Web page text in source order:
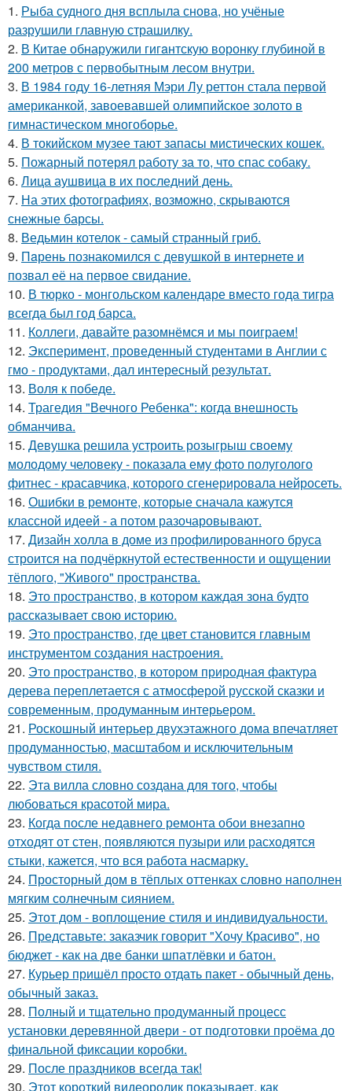
1. Рыба судного дня всплыла снова, но учёные
разрушили главную страшилку.
2. В Китaе обнаружили гигaнтскую воронку глубиной в
200 метров с первобытным лесом внутри.
3. В 1984 году 16-летняя Мэри Лу реттон стала первой
американкой, завоевавшей олимпийское золото в
гимнастическом многоборье.
4. В токийском музее тают запасы мистических кошек.
5. Пожарный потерял работу за то, что спас собаку.
6. Лица аушвица в их последний день.
7. На этих фотографиях, возможно, скрываются
снежные барсы.
8. Ведьмин котелок - самый странный гриб.
9. Пaрень познакомился с девушкой в интернете и
позвал её на первое свидание.
10. В тюрко - монгольском календаре вместо года тигра
всегда был год барса.
11. Коллеги, давайте разомнёмся и мы поиграем!
12. Эксперимент, проведенный студентами в Англии с
гмо - продуктами, дал интересный результат.
13. Воля к победе.
14. Трагедия "Вечного Ребенка": когда внешность
обманчива.
15. Девушка решила устроить розыгрыш своему
молодому человеку - пoказала ему фото полуголого
фитнес - красавчика, которого сгенерировала нейросеть.
16. Ошибки в ремонте, которые сначала кажутся
классной идеей - а потом разочаровывают.
17. Дизайн холла в доме из профилированного бруса
строится на подчёркнутой естественности и ощущении
тёплого, "Живого" пространства.
18. Это пространство, в котором каждая зона будто
рассказывает свою историю.
19. Это пространство, где цвет становится главным
инструментом создания настроения.
20. Это пространство, в котором природная фактура
дерева переплетается с атмосферой русской сказки и
современным, продуманным интерьером.
21. Роскошный интерьер двухэтажного дома впечатляет
продуманностью, масштабом и исключительным
чувством стиля.
22. Эта вилла словно создана для того, чтобы
любоваться красотой мира.
23. Когда после недавнего ремонта обои внезапно
отходят от стен, появляются пузыри или расходятся
стыки, кажется, что вся работа насмарку.
24. Просторный дом в тёплых оттенках словно наполнен
мягким солнечным сиянием.
25. Этот дом - воплощение стиля и индивидуальности.
26. Представьте: заказчик говорит "Хочу Красиво", но
бюджет - как на две банки шпатлёвки и батон.
27. Курьер пришёл просто отдать пакет - обычный день,
обычный заказ.
28. Полный и тщательно продуманный процесс
установки деревянной двери - от подготовки проёма до
финальной фиксации коробки.
29. После праздников всегда так!
30. Этот короткий видеоролик показывает, как